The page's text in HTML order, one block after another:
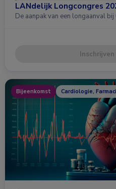
LANdelijk Longcongres
De aanpak van een longaanval
Bijeenkomst Cardiologie,